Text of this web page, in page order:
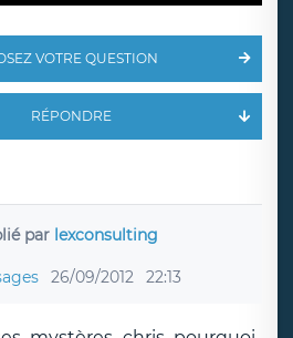
VOTRE QUESTION
RÉPONDRE
par lexconsulting
26/09/2012 22:13